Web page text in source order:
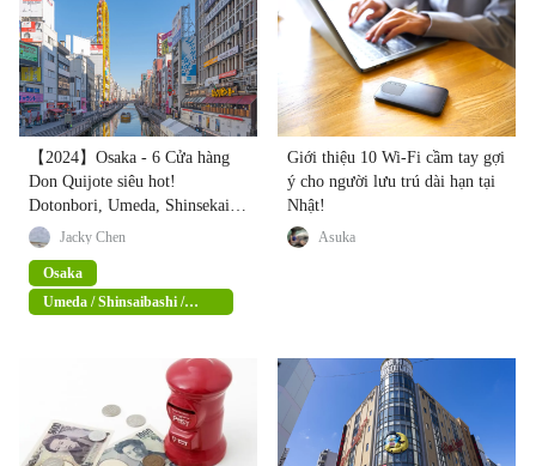
【2024】Osaka - 6 Cửa hàng
Don Quijote siêu hot!
Dotonbori, Umeda, Shinsekai
đều vẹn toàn tư duy (kèm ưu
đãi giảm giá 15% miễn thuế)
Jacky Chen
Osaka
Umeda / Shinsaibashi /
Namba
Giới thiệu 10 Wi-Fi cầm tay gợi
ý cho người lưu trú dài hạn tại
Nhật!
Asuka